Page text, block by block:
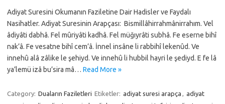
Adiyat Suresini Okumanın Faziletine Dair Hadisler ve Faydalı
Nasihatler. Adiyat Suresinin Arapçası: Bismillâhirrahmânirrahım. Vel
âdiyâti dabhâ. Fel mûriyâti kadhâ. Fel müğıyrâti subhâ. Fe eserne bihî
nak’â. Fe vesatne bihî cem’â. İnnel insâne li rabbihî lekenûd. Ve
innehû alâ zâlike le şehiyd. Ve innehû li hubbil hayri le şediyd. E fe lâ
ya’lemü izâ bu’sira mâ… Read More »
Category: Duaların Faziletleri Etiketler: adiyat suresi arapça , adiyat